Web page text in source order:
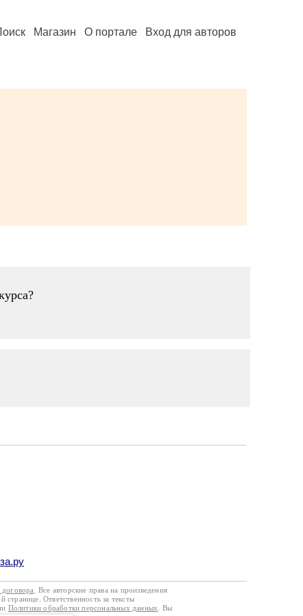
Магазин О портале Вход для авторов
договора
. Все авторские права на произведения
странице. Ответственность за тексты
Политики обработки персональных данных
. Вы